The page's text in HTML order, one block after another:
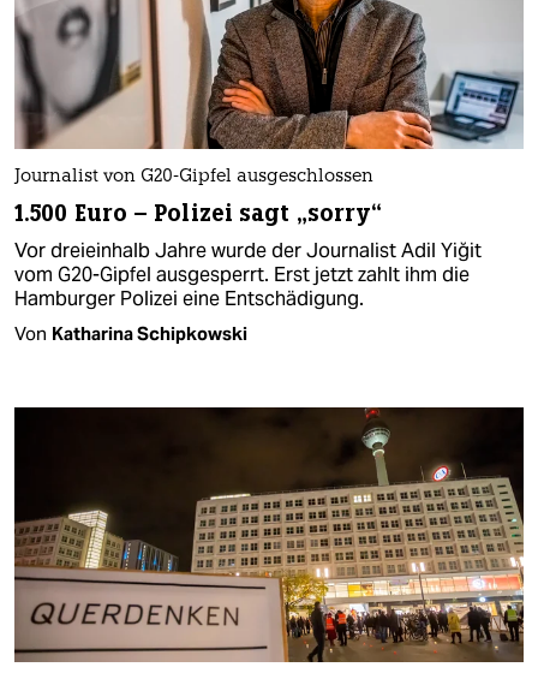
Journalist von G20-Gipfel ausgeschlossen
1.500 Euro – Polizei sagt „sorry“
Vor dreieinhalb Jahre wurde der Journalist Adil Yiğit
vom G20-Gipfel ausgesperrt. Erst jetzt zahlt ihm die
Hamburger Polizei eine Entschädigung.
Von Katharina Schipkowski